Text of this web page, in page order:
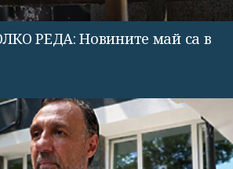
РЕДА: Новините май са в